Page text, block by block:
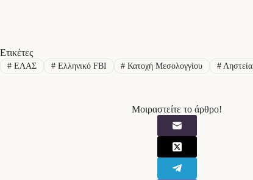
Ετικέτες
#ΕΛΑΣ #Ελληνικό FBI # Κατοχή Μεσολογγίου # Ληστεία
Μοιραστείτε το άρθρο!